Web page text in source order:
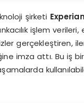
şirketi Experian
işlem
gerçekleştiren,
imza attı. Bu iş